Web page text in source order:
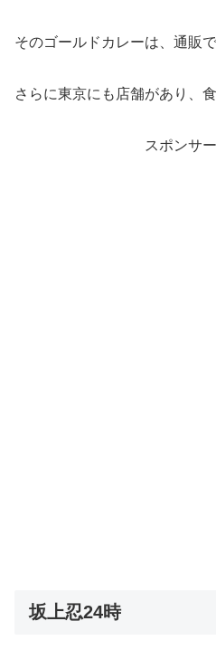
そのゴールドカレーは、通販
さらに東京にも店舗があり、
スポンサ
坂上忍24時